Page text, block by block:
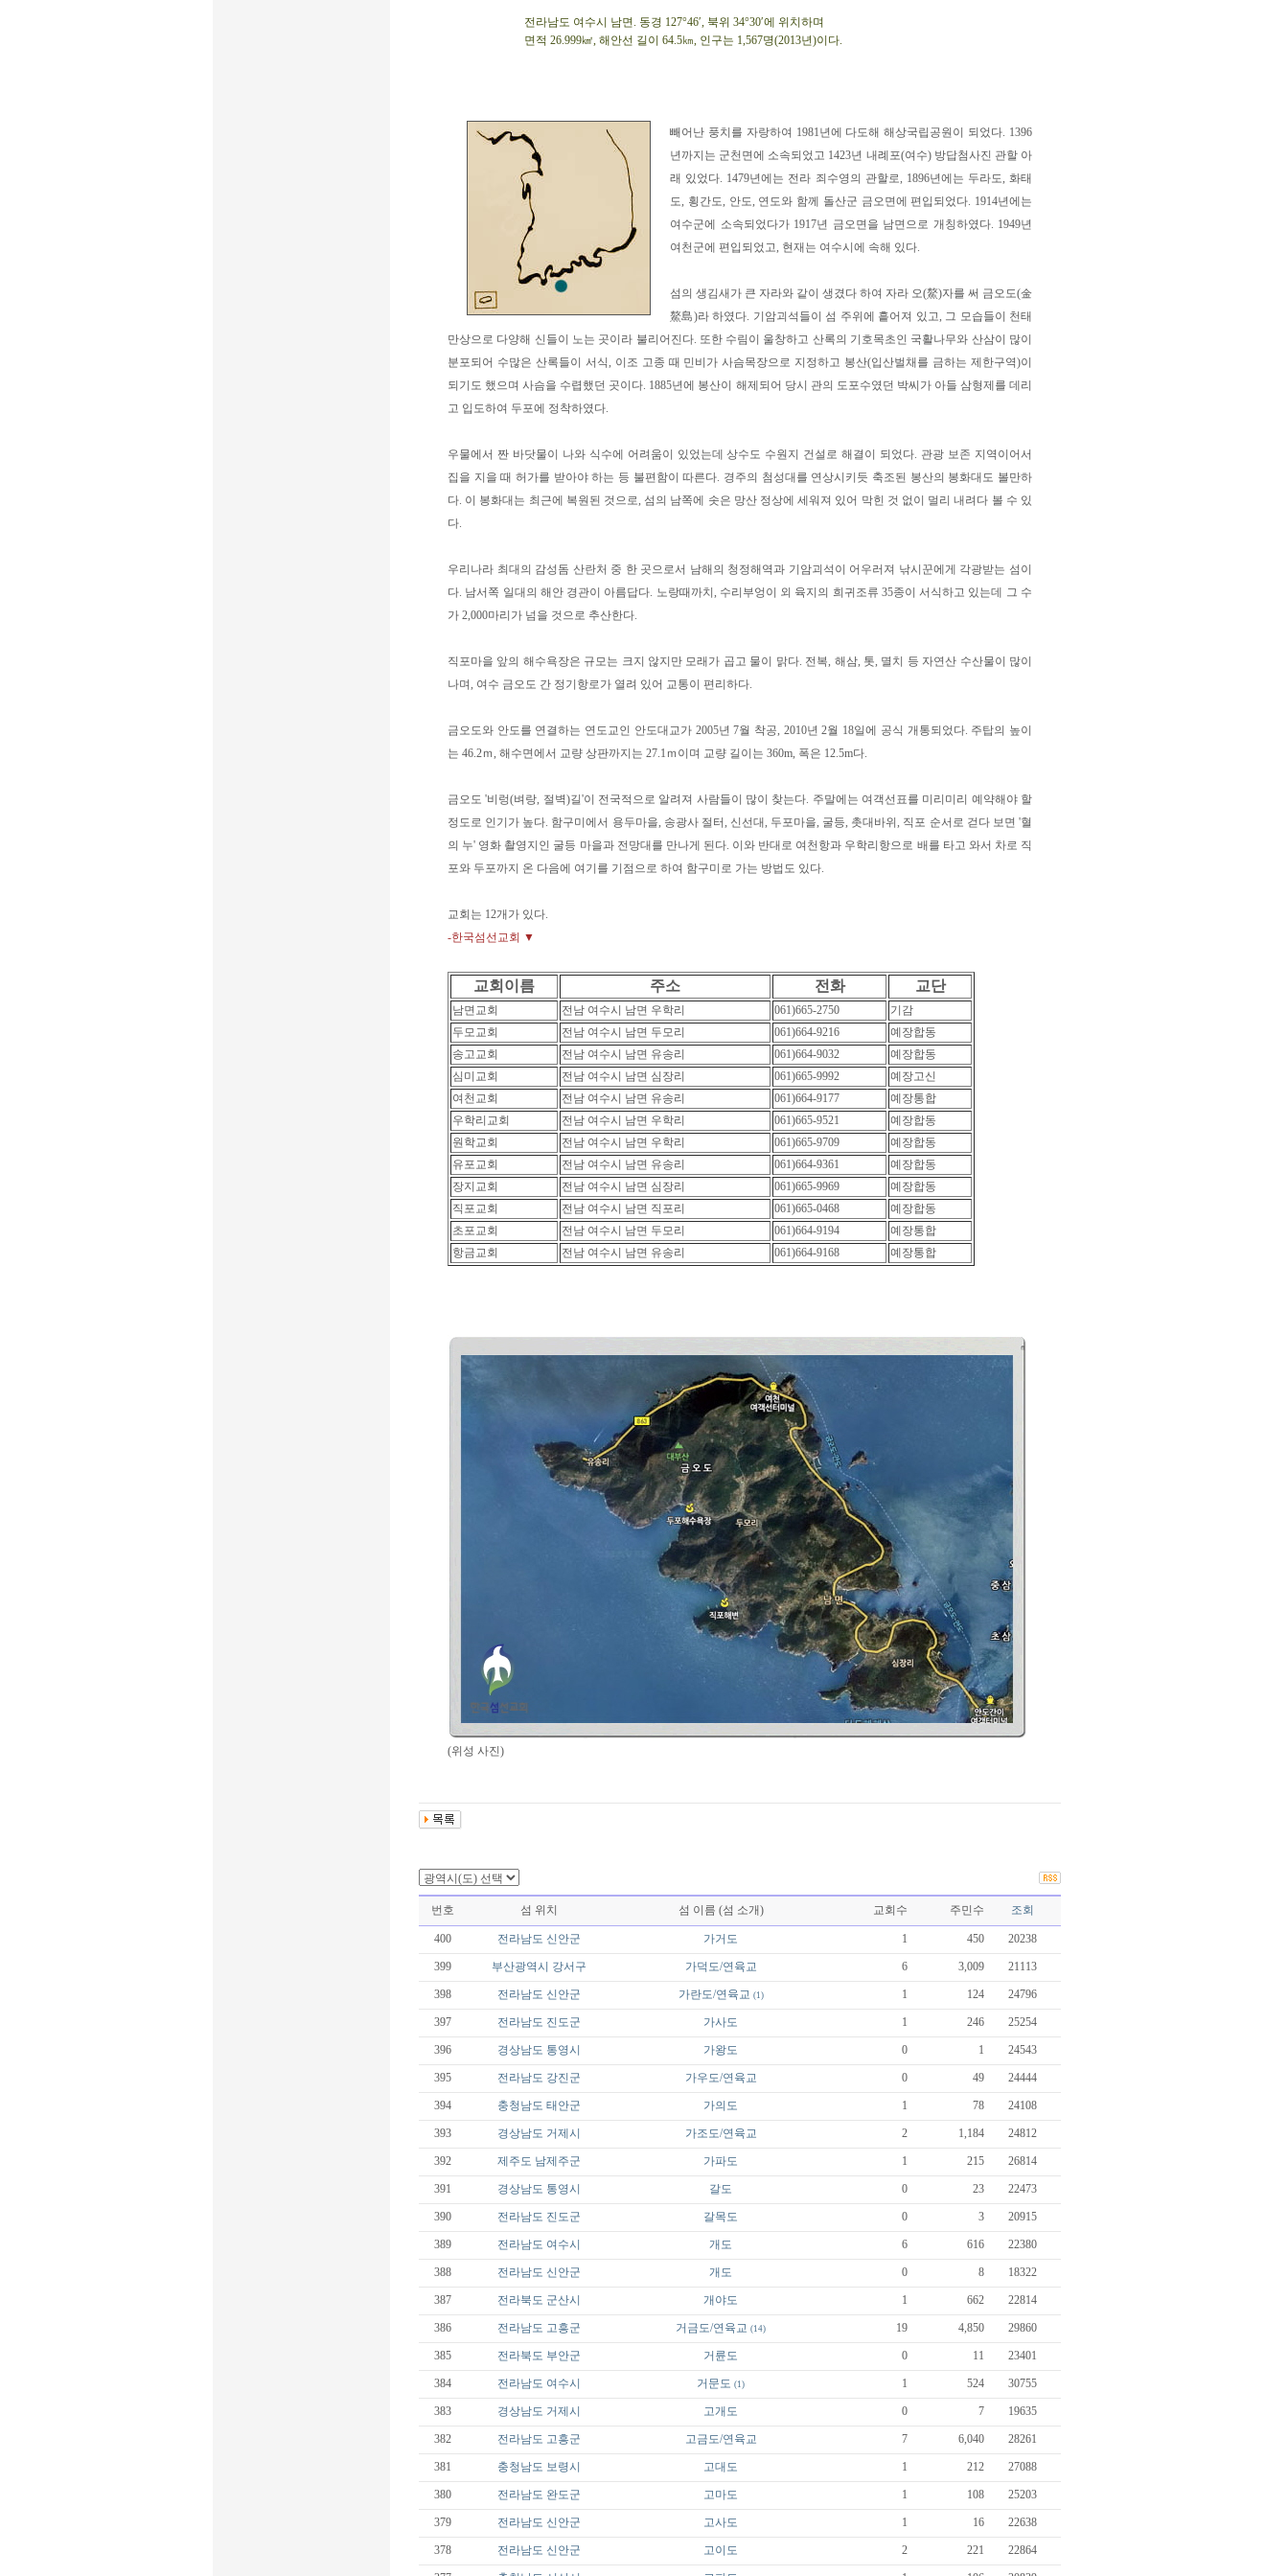
전라남도 여수시 남면. 동경 127°46′, 북위 34°30′에 위치하며
면적 26.999㎢, 해안선 길이 64.5㎞, 인구는 1,567명(2013년)이다.
빼어난 풍치를 자랑하여 1981년에 다도해 해상국립공원이 되었다. 1396
년까지는 군천면에 소속되었고 1423년 내례포(여수) 방답첨사진 관할 아
래 있었다. 1479년에는 전라 죄수영의 관할로, 1896년에는 두라도, 화태
도, 횡간도, 안도, 연도와 함께 돌산군 금오면에 편입되었다. 1914년에는
여수군에 소속되었다가 1917년 금오면을 남면으로 개칭하였다. 1949년
여천군에 편입되었고, 현재는 여수시에 속해 있다.
섬의 생김새가 큰 자라와 같이 생겼다 하여 자라 오(鰲)자를 써 금오도(金
鰲島)라 하였다. 기암괴석들이 섬 주위에 흩어져 있고, 그 모습들이 천태
만상으로 다양해 신들이 노는 곳이라 불리어진다. 또한 수림이 울창하고 산록의 기호목초인 국활나무와 산삼이 많이
분포되어 수많은 산록들이 서식, 이조 고종 때 민비가 사슴목장으로 지정하고 봉산(입산벌채를 금하는 제한구역)이
되기도 했으며 사슴을 수렵했던 곳이다. 1885년에 봉산이 해제되어 당시 관의 도포수였던 박씨가 아들 삼형제를 데리
고 입도하여 두포에 정착하였다.
우물에서 짠 바닷물이 나와 식수에 어려움이 있었는데 상수도 수원지 건설로 해결이 되었다. 관광 보존 지역이어서
집을 지을 때 허가를 받아야 하는 등 불편함이 따른다. 경주의 첨성대를 연상시키듯 축조된 봉산의 봉화대도 볼만하
다. 이 봉화대는 최근에 복원된 것으로, 섬의 남쪽에 솟은 망산 정상에 세워져 있어 막힌 것 없이 멀리 내려다 볼 수 있
다.
우리나라 최대의 감성돔 산란처 중 한 곳으로서 남해의 청정해역과 기암괴석이 어우러져 낚시꾼에게 각광받는 섬이
다. 남서쪽 일대의 해안 경관이 아름답다. 노랑때까치, 수리부엉이 외 육지의 희귀조류 35종이 서식하고 있는데 그 수
가 2,000마리가 넘을 것으로 추산한다.
직포마을 앞의 해수욕장은 규모는 크지 않지만 모래가 곱고 물이 맑다. 전복, 해삼, 톳, 멸치 등 자연산 수산물이 많이
나며, 여수 금오도 간 정기항로가 열려 있어 교통이 편리하다.
금오도와 안도를 연결하는 연도교인 안도대교가 2005년 7월 착공, 2010년 2월 18일에 공식 개통되었다. 주탑의 높이
는 46.2ｍ, 해수면에서 교량 상판까지는 27.1ｍ이며 교량 길이는 360m, 폭은 12.5m다.
금오도 '비렁(벼랑, 절벽)길'이 전국적으로 알려져 사람들이 많이 찾는다. 주말에는 여객선표를 미리미리 예약해야 할
정도로 인기가 높다. 함구미에서 용두마을, 송광사 절터, 신선대, 두포마을, 굴등, 촛대바위, 직포 순서로 걷다 보면 '혈
의 누' 영화 촬영지인 굴등 마을과 전망대를 만나게 된다. 이와 반대로 여천항과 우학리항으로 배를 타고 와서 차로 직
포와 두포까지 온 다음에 여기를 기점으로 하여 함구미로 가는 방법도 있다.
교회는 12개가 있다.
-한국섬선교회 ▼
교회이름 주소 전화 교단
남면교회 전남 여수시 남면 우학리 061)665-2750
기감
두모교회
전남 여수시 남면 두모리 061)664-9216
예장합동
송고교회
전남 여수시 남면 유송리 061)664-9032
예장합동
심미교회
전남 여수시 남면 심장리 061)665-9992
예장고신
여천교회
전남 여수시 남면 유송리 061)664-9177
예장통합
우학리교회
전남 여수시 남면 우학리 061)665-9521
예장합동
원학교회
전남 여수시 남면 우학리 061)665-9709
예장합동
유포교회
전남 여수시 남면 유송리 061)664-9361
예장합동
장지교회
전남 여수시 남면 심장리 061)665-9969
예장합동
직포교회
전남 여수시 남면 직포리 061)665-0468
예장합동
초포교회
전남 여수시 남면 두모리 061)664-9194
예장통합
항금교회
전남 여수시 남면 유송리 061)664-9168 예장통합
(위성 사진)
번호 섬 위치 섬 이름 (섬 소개) 교회수 주민수 조회
400 전라남도 신안군 가거도 1 450 20238
399 부산광역시 강서구 가덕도/연육교 6 3,009 21113
398 전라남도 신안군 가란도/연육교 (1) 1 124 24796
397 전라남도 진도군 가사도 1 246 25254
396 경상남도 통영시 가왕도 0 1 24543
395 전라남도 강진군 가우도/연육교 0 49 24444
394 충청남도 태안군 가의도 1 78 24108
393 경상남도 거제시 가조도/연육교 2 1,184 24812
392 제주도 남제주군 가파도 1 215 26814
391 경상남도 통영시 갈도 0 23 22473
390 전라남도 진도군 갈목도 0 3 20915
389 전라남도 여수시 개도 6 616 22380
388 전라남도 신안군 개도 0 8 18322
387 전라북도 군산시 개야도 1 662 22814
386 전라남도 고흥군 거금도/연육교 (14) 19 4,850 29860
385 전라북도 부안군 거륜도 0 11 23401
384 전라남도 여수시 거문도 (1) 1 524 30755
383 경상남도 거제시 고개도 0 7 19635
382 전라남도 고흥군 고금도/연육교 7 6,040 28261
381 충청남도 보령시 고대도 1 212 27088
380 전라남도 완도군 고마도 1 108 25203
379 전라남도 신안군 고사도 1 16 22638
378 전라남도 신안군 고이도 2 221 22864